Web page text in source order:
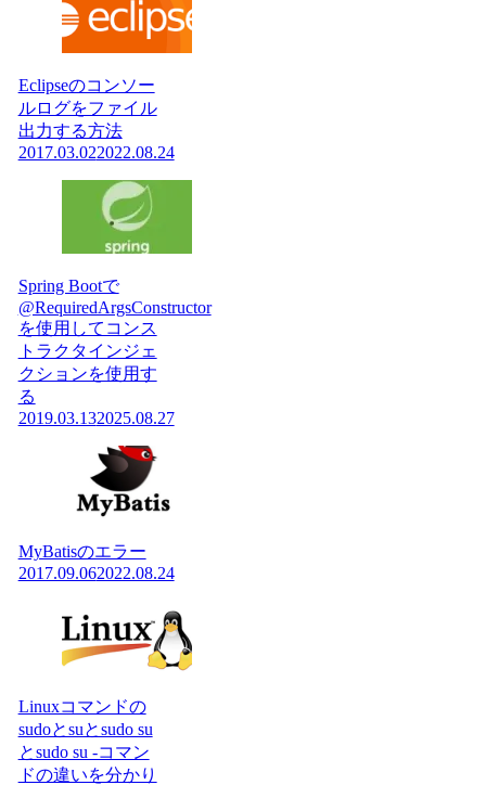
Eclipseのコンソー
ルログをファイル
出力する方法
2017.03.022022.08.24
Spring Bootで
@RequiredArgsConstructor
を使用してコンス
トラクタインジェ
クションを使用す
る
2019.03.132025.08.27
MyBatisのエラー
2017.09.062022.08.24
Linuxコマンドの
sudoとsuとsudo su
とsudo su -コマン
ドの違いを分かり